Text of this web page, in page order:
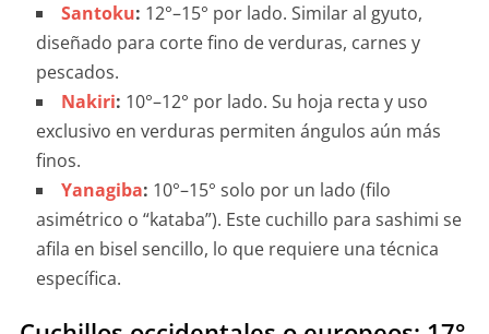
Santoku: 12°–15° por lado. Similar al gyuto,
diseñado para corte fino de verduras, carnes y
pescados.
Nakiri: 10°–12° por lado. Su hoja recta y uso
exclusivo en verduras permiten ángulos aún más
finos.
Yanagiba: 10°–15° solo por un lado (filo
asimétrico o “kataba”). Este cuchillo para sashimi se
afila en bisel sencillo, lo que requiere una técnica
específica.